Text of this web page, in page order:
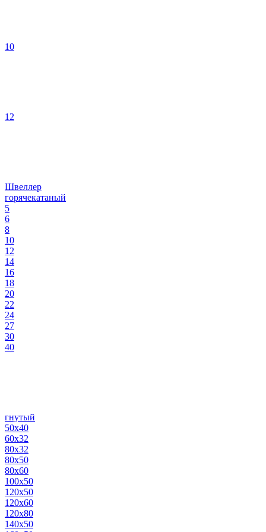
10
12
Швеллер
горячекатаный
5
6
8
10
12
14
16
18
20
22
24
27
30
40
гнутый
50х40
60х32
80х32
80х50
80х60
100х50
120х50
120х60
120х80
140х50